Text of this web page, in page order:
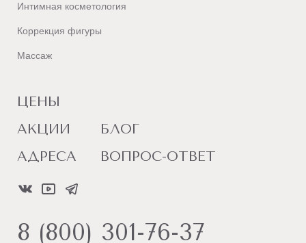
Интимная косметология
Коррекция фигуры
Массаж
ЦЕНЫ
АКЦИИ
АДРЕСА
БЛОГ
ВОПРОС-ОТВЕТ
8 (800) 301-76-37